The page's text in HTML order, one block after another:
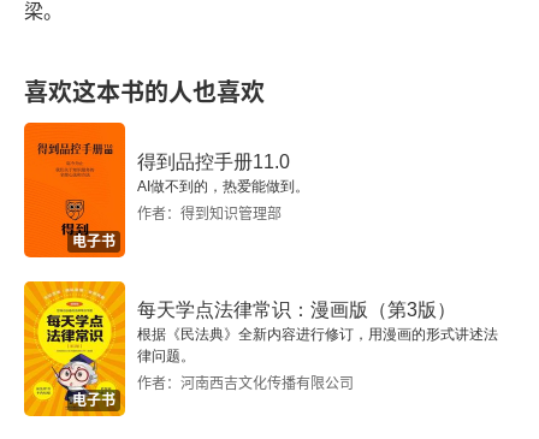
梁。
喜欢这本书的人也喜欢
电子书
得到品控手册11.0
AI做不到的，热爱能做到。
作者：得到知识管理部
电子书
每天学点法律常识：漫画版（第3版）
根据《民法典》全新内容进行修订，用漫画的形式讲述法
律问题。
作者：河南西吉文化传播有限公司